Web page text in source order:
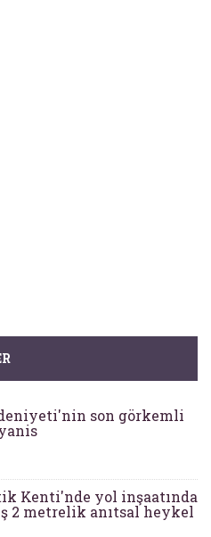
son görkemli
Kenti'nde yol inşaatında
2 metrelik anıtsal heykel